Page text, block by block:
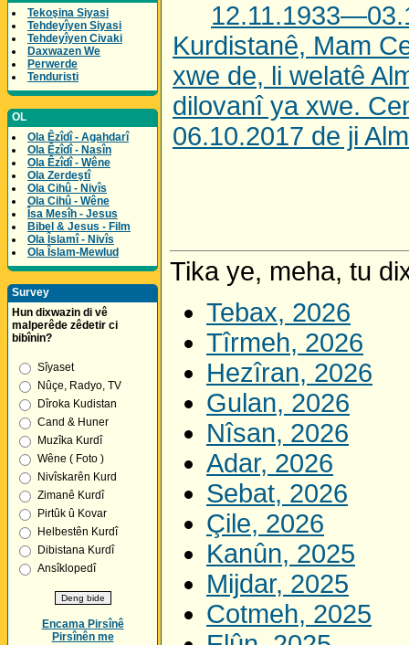
Tekoşina Siyasi
Tehdeyîyen Siyasi
Tehdeyîyen Civaki
Daxwazen We
Perwerde
Tenduristi
OL
Ola Êzîdî - Agahdarî
Ola Êzîdî - Nasîn
Ola Êzîdî - Wêne
Ola Zerdeştî
Ola Cihû - Nivîs
Ola Cihû - Wêne
Îsa Mesîh - Jesus
Bibel & Jesus - Film
Ola Îslamî - Nivîs
Ola Îslam-Mewlud
Survey
Hun dixwazin di vê
malperêde zêdetir ci
bibînin?
Sîyaset
Nûçe, Radyo, TV
Dîroka Kudistan
Cand & Huner
Muzîka Kurdî
Wêne ( Foto )
Nivîskarên Kurd
Zimanê Kurdî
Pirtûk û Kovar
Helbestên Kurdî
Dibistana Kurdî
Ansîklopedî
Encama Pirsînê
Pirsînên me
Kurdistanê, Mam
xwe de, li welatê
dilovanî ya xwe.
06.10.2017 de ji
Tika ye, meha, tu
Tebax, 2026
Tîrmeh, 2026
Hezîran, 2026
Gulan, 2026
Nîsan, 2026
Adar, 2026
Sebat, 2026
Çile, 2026
Kanûn, 2025
Mijdar, 2025
Cotmeh, 2025